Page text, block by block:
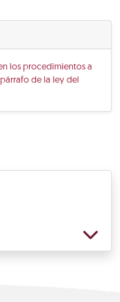
los procedimientos a
de la ley del